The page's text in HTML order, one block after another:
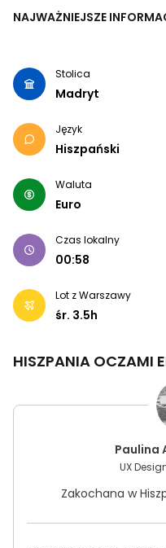
NAJWAŻNIEJSZE
Stolica
Madryt
Język
Hiszpański
Waluta
Euro
Czas lokalny
00:58
Lot z Warszawy
śr. 3.5h
HISZPANIA OCZAMI
Paulina
UX
Zakochana w